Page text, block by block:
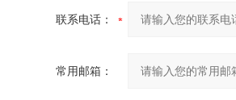
联系电话：
常用邮箱：